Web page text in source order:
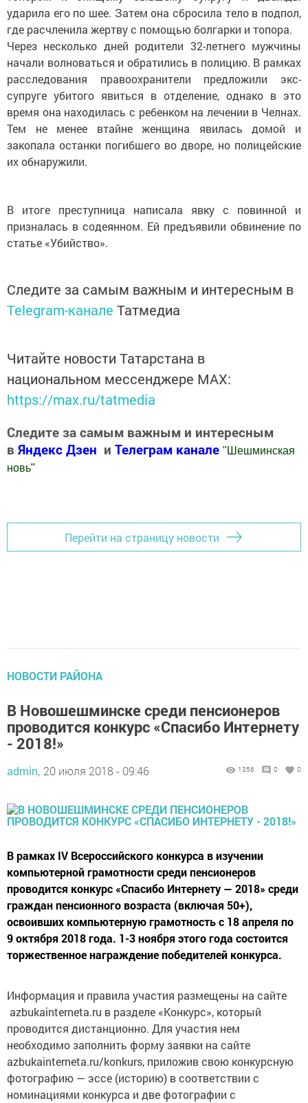
ударила его по шее. Затем она сбросила тело в подпол,
где расчленила жертву с помощью болгарки и топора.
Через несколько дней родители 32-летнего мужчины
начали волноваться и обратились в полицию. В рамках
расследования правоохранители предложили экс-
супруге убитого явиться в отделение, однако в это
время она находилась с ребенком на лечении в Челнах.
Тем не менее втайне женщина явилась домой и
закопала останки погибшего во дворе, но полицейские
их обнаружили.
В итоге преступница написала явку с повинной и
призналась в содеянном. Ей предъявили обвинение по
статье «Убийство».
Следите за самым важным и интересным в
Telegram-канале Татмедиа
Читайте новости Татарстана в
национальном мессенджере MАХ:
https://max.ru/tatmedia
Следите за самым важным и интересным
в Яндекс Дзен и Телеграм канале " Шешминская
новь"
Перейти на страницу новости
НОВОСТИ РАЙОНА
В Новошешминске среди пенсионеров
проводится конкурс «Спасибо Интернету
- 2018!»
admin, 20 июля 2018 - 09:46 1356 0 0
В рамках IV Всероссийского конкурса в изучении
компьютерной грамотности среди пенсионеров
проводится конкурс «Спасибо Интернету — 2018» среди
граждан пенсионного возраста (включая 50+),
освоивших компьютерную грамотность с 18 апреля по
9 октября 2018 года. 1-3 ноября этого года состоится
торжественное награждение победителей конкурса.
Информация и правила участия размещены на сайте
azbukainterneta.ru в разделе «Конкурс», который
проводится дистанционно. Для участия нем
необходимо заполнить форму заявки на сайте
azbukainterneta.ru/konkurs, приложив свою конкурсную
фотографию — эссе (историю) в соответствии с
номинациями конкурса и две фотографии с